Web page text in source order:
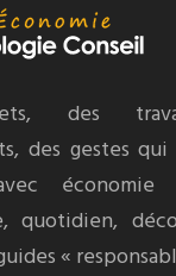
des
des gestes
économie
quotidien,
«